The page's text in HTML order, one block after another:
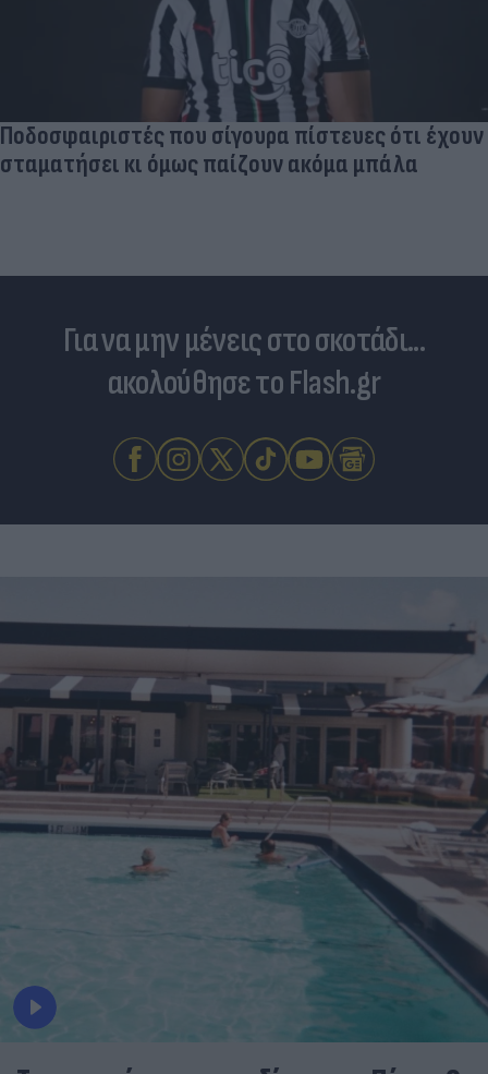
Ποδοσφαιριστές που σίγουρα πίστευες ότι έχουν
σταματήσει κι όμως παίζουν ακόμα μπάλα
Για να μην μένεις στο σκοτάδι...
ακολούθησε το Flash.gr